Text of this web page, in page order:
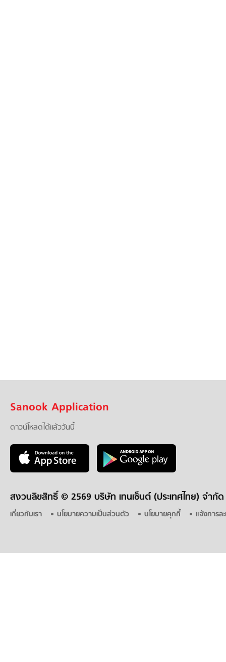
Sanook Application
ดาวน์โหลดได้แล้ววันนี้
สงวนลิขสิทธิ์ © 2569 บริษัท เทนเซ็นต์ (ประเทศไทย) จำกัด
เกี่ยวกับเรา นโยบายความเป็นส่วนตัว นโยบายคุกกี้ แจ้งการล